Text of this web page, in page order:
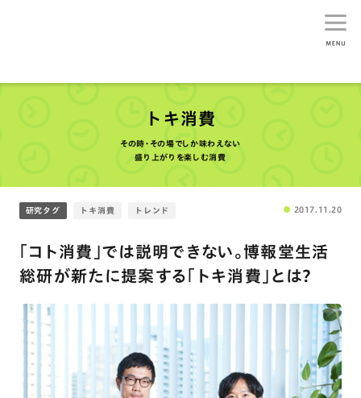
トキ消費
その時･その場でしか味わえない
盛り上がりを楽しむ消費
研究タグ トキ消費 トレンド 2017.11.20
「コト消費」では説明できない。博報堂生活
総研が新たに提案する「トキ消費」とは?